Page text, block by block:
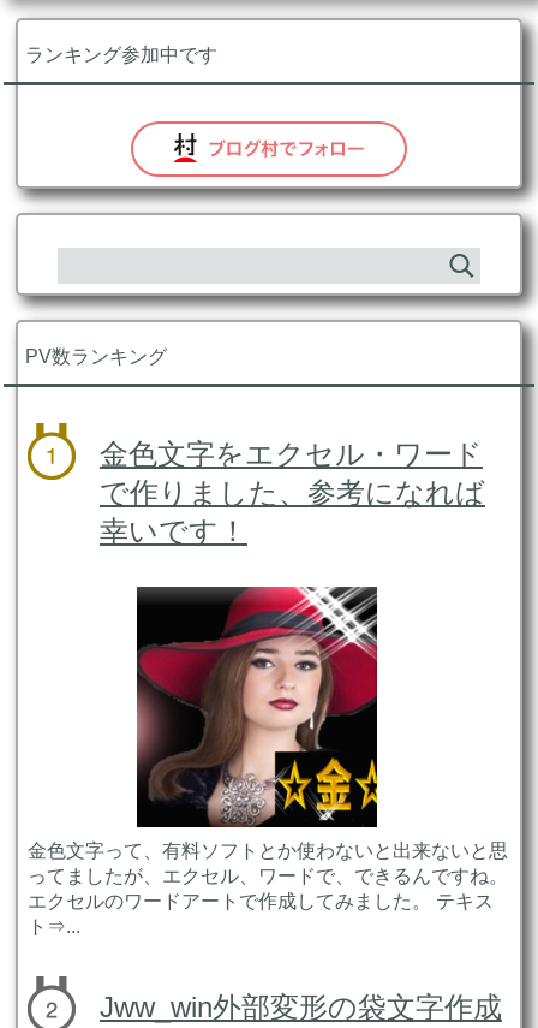
ランキング参加中です
PV数ランキング
金色文字をエクセル・ワード
で作りました、参考になれば
幸いです！
金色文字って、有料ソフトとか使わないと出来ないと思
ってましたが、エクセル、ワードで、できるんですね。
エクセルのワードアートで作成してみました。 テキス
ト⇒...
Jww_win外部変形の袋文字作成